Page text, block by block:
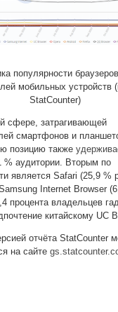
популярности
мобильных устройств
StatCounter)
сфере, затрагивающей
смартфонов и
позицию также
% аудитории. Вторым по
является Safari (25,9 %
Internet Browser
процента владельцев
китайскому UC
отчёта StatCounter
на сайте